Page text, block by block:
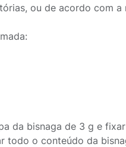
ou de acordo com a
da bisnaga de 3 g e
todo o conteúdo da